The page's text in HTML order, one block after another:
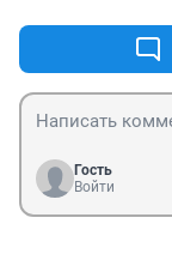
Гость
Войти